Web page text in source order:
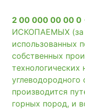
2 00 000 00 00 0
ИСКОПАЕМЫХ (за
использованных
собственных
углеводородного
производится
горных пород, и